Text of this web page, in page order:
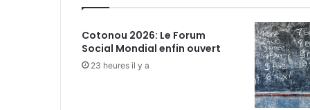
A
T
A
o
Cotonou 2026: Le Forum
Social Mondial enfin ouvert
23 heures il y a